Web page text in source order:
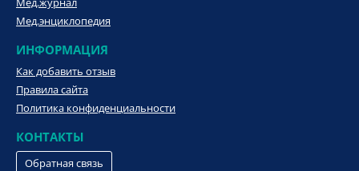
Мед.энциклопедия
ИНФОРМАЦИЯ
Как добавить отзыв
Правила сайта
Политика конфиденциальности
КОНТАКТЫ
Обратная связь